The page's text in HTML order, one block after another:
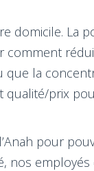
domicile. La
comment
la
qualité/prix
pour
nos